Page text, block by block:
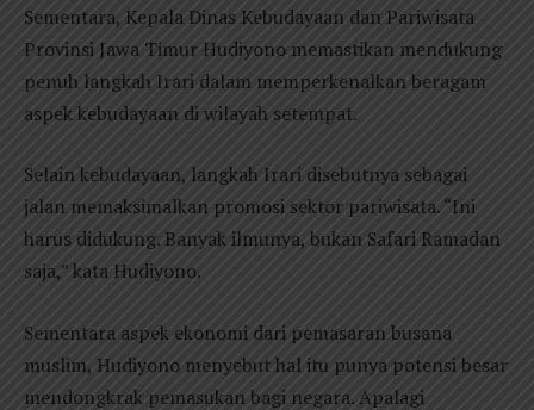
Sementara, Kepala Dinas Kebudayaan dan Pariwisata
Provinsi Jawa Timur Hudiyono memastikan mendukung
penuh langkah Irari dalam memperkenalkan beragam
aspek kebudayaan di wilayah setempat.
Selain kebudayaan, langkah Irari disebutnya sebagai
jalan memaksimalkan promosi sektor pariwisata. “Ini
harus didukung. Banyak ilmunya, bukan Safari Ramadan
saja,” kata Hudiyono.
Sementara aspek ekonomi dari pemasaran busana
muslim, Hudiyono menyebut hal itu punya potensi besar
mendongkrak pemasukan bagi negara. Apalagi